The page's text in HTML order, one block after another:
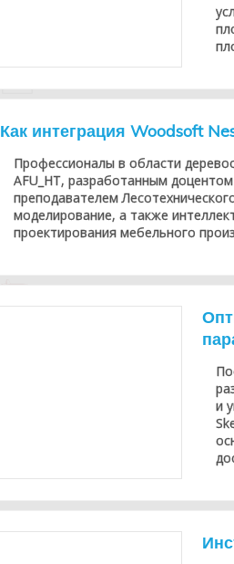
Как интеграция Woodsoft
Профессионалы в области
AFU_HT, разработанным
преподавателем
моделирование, а также
проектирования мебельного
и